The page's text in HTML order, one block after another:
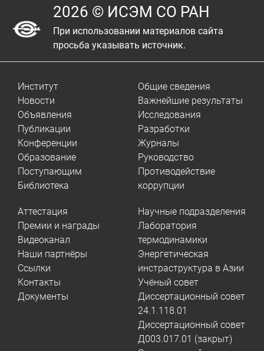
2026 © ИСЭМ СО РАН
При использовании материалов сайта
просьба указывать источник.
Институт
Новости
Объявления
Публикации
Конференции
Образование
Поступающим
Библиотека
Общие сведения
Важнейшие результаты
Исследования
Разработки
Журналы
Руководство
Противодействие
коррупции
Аттестация
Премии и награды
Видеоканал
Наши партнёры
Ссылки
Контакты
Документы
Научные подразделения
Лаборатория
термодинамики
Энергетическая
инстраструктура в Азии
Учёный совет
Диссертационный совет
24.1.118.01
Диссертационный совет
Д003.017.01 (закрыт)